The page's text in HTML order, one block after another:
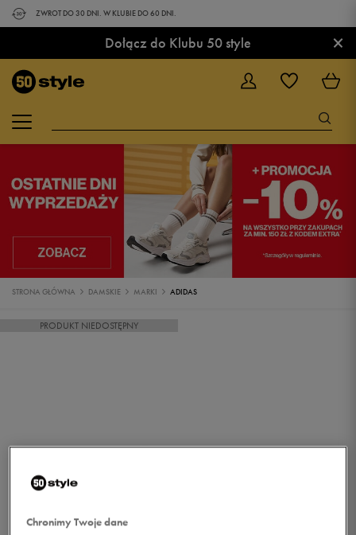
ZWROT DO 30 DNI. W KLUBIE DO 60 DNI.
Dołącz do Klubu 50 style ×
STRONA GŁÓWNA DAMSKIE MARKI ADIDAS
PRODUKT NIEDOSTĘPNY
Chronimy Twoje dane